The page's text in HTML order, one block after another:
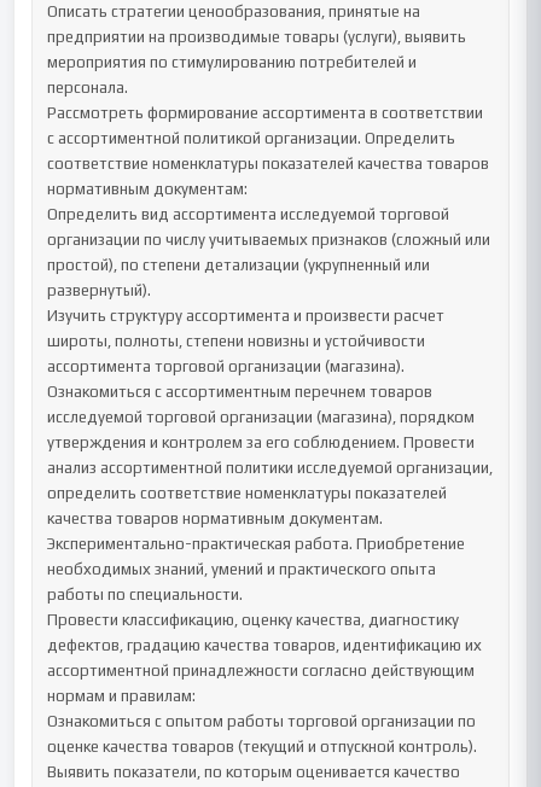
Описать стратегии ценообразования, принятые на
предприятии на производимые товары (услуги), выявить
мероприятия по стимулированию потребителей и
персонала.
Рассмотреть формирование ассортимента в соответствии
с ассортиментной политикой организации. Определить
соответствие номенклатуры показателей качества товаров
нормативным документам:
Определить вид ассортимента исследуемой торговой
организации по числу учитываемых признаков (сложный или
простой), по степени детализации (укрупненный или
развернутый).
Изучить структуру ассортимента и произвести расчет
широты, полноты, степени новизны и устойчивости
ассортимента торговой организации (магазина).
Ознакомиться с ассортиментным перечнем товаров
исследуемой торговой организации (магазина), порядком
утверждения и контролем за его соблюдением. Провести
анализ ассортиментной политики исследуемой организации,
определить соответствие номенклатуры показателей
качества товаров нормативным документам.
Экспериментально-практическая работа. Приобретение
необходимых знаний, умений и практического опыта
работы по специальности.
Провести классификацию, оценку качества, диагностику
дефектов, градацию качества товаров, идентификацию их
ассортиментной принадлежности согласно действующим
нормам и правилам:
Ознакомиться с опытом работы торговой организации по
оценке качества товаров (текущий и отпускной контроль).
Выявить показатели, по которым оценивается качество